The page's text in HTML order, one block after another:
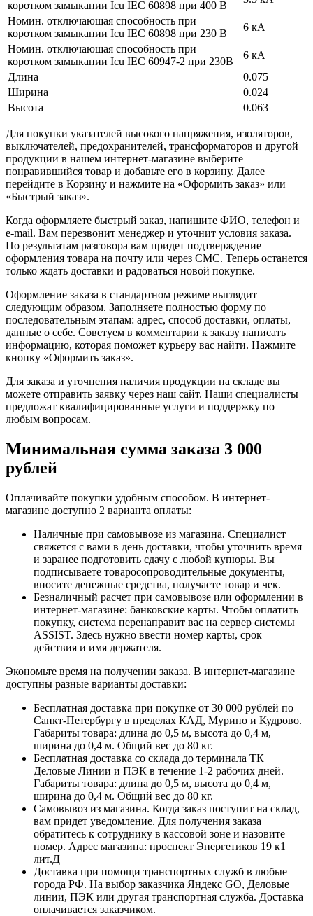
коротком замыкании Icu IEC 60898 при 400 В
Номин. отключающая способность при
коротком замыкании Icu IEC 60898 при 230 В
6 кА
Номин. отключающая способность при
коротком замыкании Icu IEC 60947-2 при 230В
6 кА
Длина
0.075
Ширина
0.024
Высота
0.063
Для покупки указателей высокого напряжения, изоляторов,
выключателей, предохранителей, трансформаторов и другой
продукции в нашем интернет-магазине выберите
понравившийся товар и добавьте его в корзину. Далее
перейдите в Корзину и нажмите на «Оформить заказ» или
«Быстрый заказ».
Когда оформляете быстрый заказ, напишите ФИО, телефон и
e-mail. Вам перезвонит менеджер и уточнит условия заказа.
По результатам разговора вам придет подтверждение
оформления товара на почту или через СМС. Теперь останется
только ждать доставки и радоваться новой покупке.
Оформление заказа в стандартном режиме выглядит
следующим образом. Заполняете полностью форму по
последовательным этапам: адрес, способ доставки, оплаты,
данные о себе. Советуем в комментарии к заказу написать
информацию, которая поможет курьеру вас найти. Нажмите
кнопку «Оформить заказ».
Для заказа и уточнения наличия продукции на складе вы
можете отправить заявку через наш сайт. Наши специалисты
предложат квалифицированные услуги и поддержку по
любым вопросам.
Минимальная сумма заказа 3 000
рублей
Оплачивайте покупки удобным способом. В интернет-
магазине доступно 2 варианта оплаты:
Наличные при самовывозе из магазина. Специалист
свяжется с вами в день доставки, чтобы уточнить время
и заранее подготовить сдачу с любой купюры. Вы
подписываете товаросопроводительные документы,
вносите денежные средства, получаете товар и чек.
Безналичный расчет при самовывозе или оформлении в
интернет-магазине: банковские карты. Чтобы оплатить
покупку, система перенаправит вас на сервер системы
ASSIST. Здесь нужно ввести номер карты, срок
действия и имя держателя.
Экономьте время на получении заказа. В интернет-магазине
доступны разные варианты доставки:
Бесплатная доставка при покупке от 30 000 рублей по
Санкт-Петербургу в пределах КАД, Мурино и Кудрово.
Габариты товара: длина до 0,5 м, высота до 0,4 м,
ширина до 0,4 м. Общий вес до 80 кг.
Бесплатная доставка со склада до терминала ТК
Деловые Линии и ПЭК в течение 1-2 рабочих дней.
Габариты товара: длина до 0,5 м, высота до 0,4 м,
ширина до 0,4 м. Общий вес до 80 кг.
Самовывоз из магазина. Когда заказ поступит на склад,
вам придет уведомление. Для получения заказа
обратитесь к сотруднику в кассовой зоне и назовите
номер. Адрес магазина: проспект Энергетиков 19 к1
лит.Д
Доставка при помощи транспортных служб в любые
города РФ. На выбор заказчика Яндекс GO, Деловые
линии, ПЭК или другая транспортная служба. Доставка
оплачивается заказчиком.